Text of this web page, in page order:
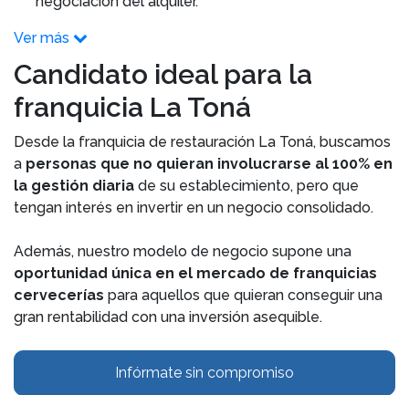
Ver más
Candidato ideal para la
franquicia La Toná
Desde la franquicia de restauración La Toná, buscamos
a personas que no quieran involucrarse al 100% en
la gestión diaria de su establecimiento, pero que
tengan interés en invertir en un negocio consolidado.
Además, nuestro modelo de negocio supone una
oportunidad única en el mercado de franquicias
cervecerías para aquellos que quieran conseguir una
gran rentabilidad con una inversión asequible.
Infórmate sin compromiso